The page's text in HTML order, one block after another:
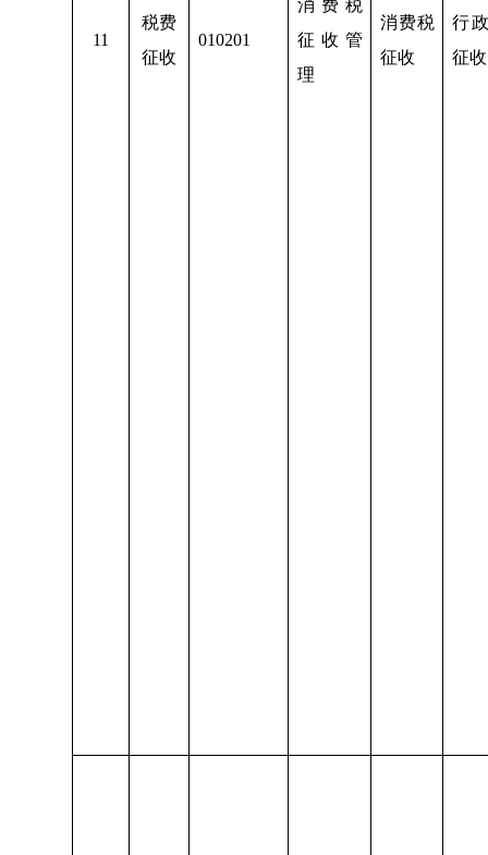
11
税费
征收
010201
消费税
征收管
理
消费税
征收
行
征收